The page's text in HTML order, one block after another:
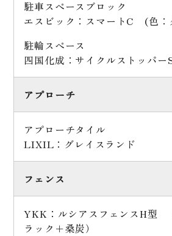
駐車スペースブロック
エスビック：スマートC (色：
駐輪スペース
四国化成：サイクルストッパー
アプローチ
アプローチタイル
LIXIL：グレイスランド
フェンス
YKK：ルシアスフェンスH型
ラック＋桑炭）